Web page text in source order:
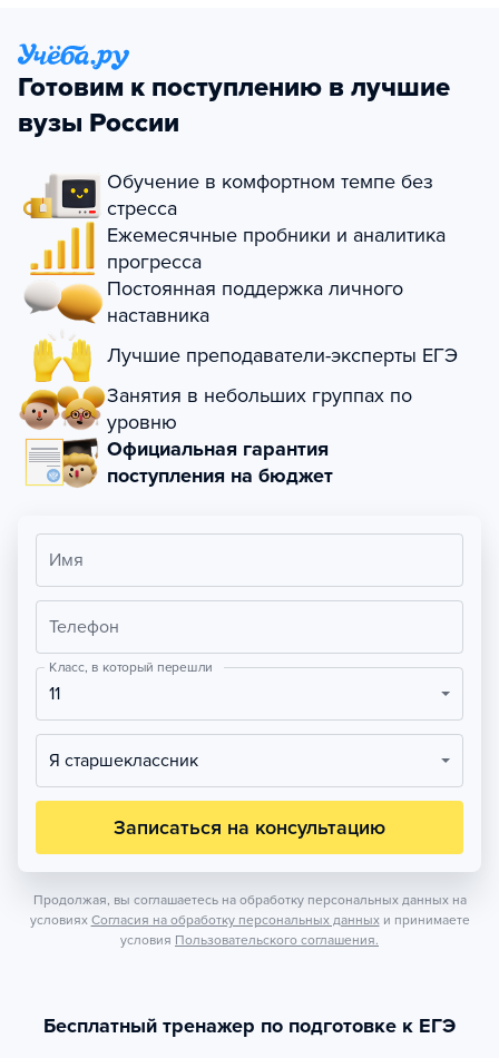
Готовим к поступлению в лучшие
вузы России
Обучение в комфортном темпе без
стресса
Ежемесячные пробники и аналитика
прогресса
Постоянная поддержка личного
наставника
Лучшие преподаватели-эксперты ЕГЭ
Занятия в небольших группах по
уровню
Официальная гарантия
поступления на бюджет
Имя
Телефон
Класс, в который перешли
11
Я старшеклассник
Записаться на консультацию
Продолжая, вы соглашаетесь на обработку персональных данных на
условиях Согласия на обработку персональных данных и принимаете
условия Пользовательского соглашения.
Бесплатный тренажер по подготовке к ЕГЭ